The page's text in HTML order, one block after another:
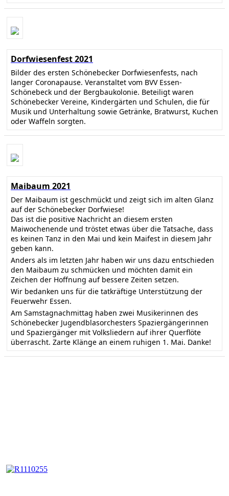
Dorfwiesenfest 2021
Bilder des ersten Schönebecker Dorfwiesenfests, nach
langer Coronapause. Veranstaltet vom BVV Essen-
Schönebeck und der Bergbaukolonie. Beteiligt waren
Schönebecker Vereine, Kindergärten und Schulen, die für
Musik und Unterhaltung sowie Getränke, Bratwurst, Kuchen
oder Waffeln sorgten.
Maibaum 2021
Der Maibaum ist geschmückt und zeigt sich im alten Glanz
auf der Schönebecker Dorfwiese!
Das ist die positive Nachricht an diesem ersten
Maiwochenende und tröstet etwas über die Tatsache, dass
es keinen Tanz in den Mai und kein Maifest in diesem Jahr
geben kann.
Anders als im letzten Jahr haben wir uns dazu entschieden
den Maibaum zu schmücken und möchten damit ein
Zeichen der Hoffnung auf bessere Zeiten setzen.
Wir bedanken uns für die tatkräftige Unterstützung der
Feuerwehr Essen.
Am Samstagnachmittag haben zwei Musikerinnen des
Schönebecker Jugendblasorchesters Spaziergängerinnen
und Spaziergänger mit Volksliedern auf ihrer Querflöte
überrascht. Zarte Klänge an einem ruhigen 1. Mai. Danke!